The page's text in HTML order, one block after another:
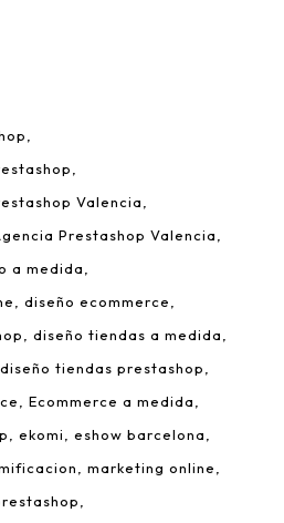
Valencia
Prestashop Valencia
a medida
diseño ecommerce
diseño tiendas a medida
diseño tiendas prestashop
Ecommerce a medida
ekomi
eshow barcelona
marketing online